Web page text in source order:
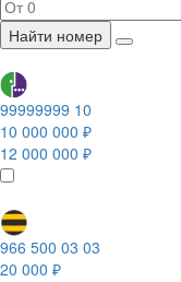
Найти номер
99999999 10
10 000 000 ₽
12 000 000 ₽
966 500 03 03
20 000 ₽